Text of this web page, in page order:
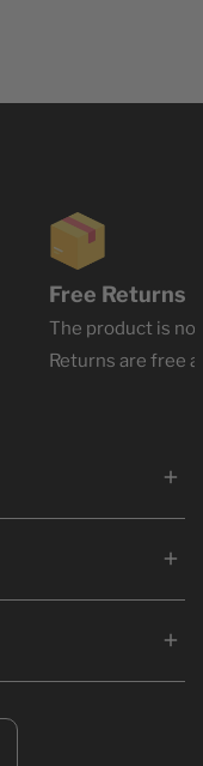
Free Returns
The product is
Returns are free